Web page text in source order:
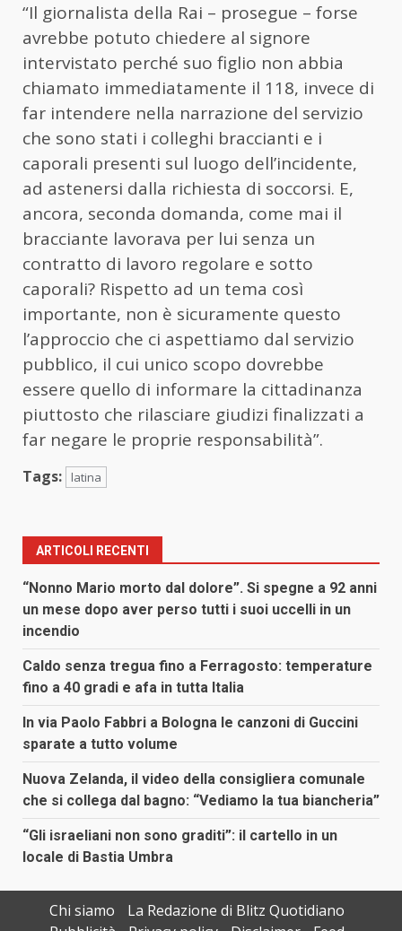
“Il giornalista della Rai – prosegue – forse
avrebbe potuto chiedere al signore
intervistato perché suo figlio non abbia
chiamato immediatamente il 118, invece di
far intendere nella narrazione del servizio
che sono stati i colleghi braccianti e i
caporali presenti sul luogo dell’incidente,
ad astenersi dalla richiesta di soccorsi. E,
ancora, seconda domanda, come mai il
bracciante lavorava per lui senza un
contratto di lavoro regolare e sotto
caporali? Rispetto ad un tema così
importante, non è sicuramente questo
l’approccio che ci aspettiamo dal servizio
pubblico, il cui unico scopo dovrebbe
essere quello di informare la cittadinanza
piuttosto che rilasciare giudizi finalizzati a
far negare le proprie responsabilità”.
Tags: latina
ARTICOLI RECENTI
“Nonno Mario morto dal dolore”. Si spegne a 92 anni
un mese dopo aver perso tutti i suoi uccelli in un
incendio
Caldo senza tregua fino a Ferragosto: temperature
fino a 40 gradi e afa in tutta Italia
In via Paolo Fabbri a Bologna le canzoni di Guccini
sparate a tutto volume
Nuova Zelanda, il video della consigliera comunale
che si collega dal bagno: “Vediamo la tua biancheria”
“Gli israeliani non sono graditi”: il cartello in un
locale di Bastia Umbra
Chi siamo
La Redazione di Blitz Quotidiano